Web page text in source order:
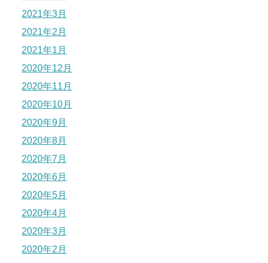
2021年3月
2021年2月
2021年1月
2020年12月
2020年11月
2020年10月
2020年9月
2020年8月
2020年7月
2020年6月
2020年5月
2020年4月
2020年3月
2020年2月